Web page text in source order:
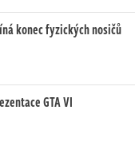
konec fyzických nosičů
GTA VI